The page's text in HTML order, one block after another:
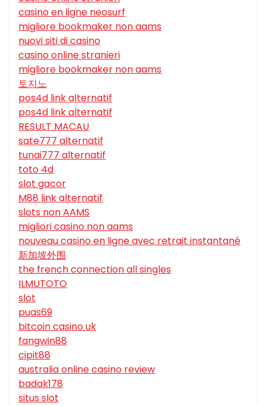
casino en ligne neosurf
migliore bookmaker non aams
nuovi siti di casino
casino online stranieri
migliore bookmaker non aams
토지노
pos4d link alternatif
pos4d link alternatif
RESULT MACAU
sate777 alternatif
tunai777 alternatif
toto 4d
slot gacor
M88 link alternatif
slots non AAMS
migliori casino non aams
nouveau casino en ligne avec retrait instantané
新加坡外围
the french connection all singles
ILMUTOTO
slot
puas69
bitcoin casino uk
fangwin88
cipit88
australia online casino review
badak178
situs slot